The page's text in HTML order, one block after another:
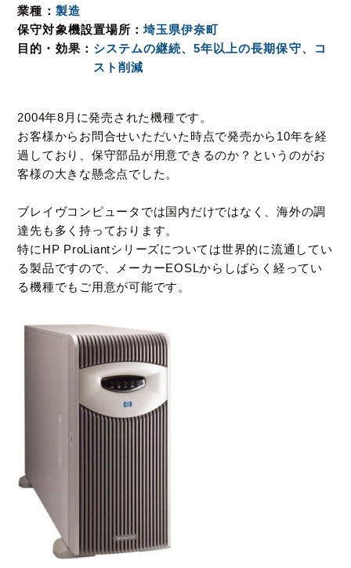
業種
製造
保守対象機設置場所
埼玉県伊奈町
目的・効果
システムの継続、5年以上の長期保守、コ
スト削減
2004年8月に発売された機種です。
お客様からお問合せいただいた時点で発売から10年を経
過しており、 保守部品が用意できるのか？というのがお
客様の大きな懸念点でした。
ブレイヴコンピュータでは国内だけではなく、海外の調
達先も多く持っております。
特にHP ProLiantシリーズについては世界的に流通してい
る製品ですので、
メーカーEOSLからしばらく経ってい
る機種でもご用意が可能です。